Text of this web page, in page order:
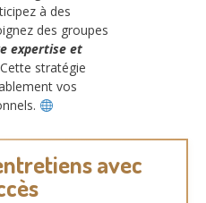
à des
des groupes
expertise et
stratégie
vos
avec